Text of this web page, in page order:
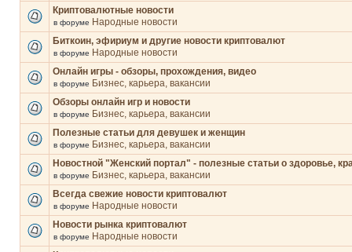
Криптовалютные новости
в форуме Народные новости
Биткоин, эфириум и другие новости криптовалют
в форуме Народные новости
Онлайн игры - обзоры, прохождения, видео
в форуме Бизнес, карьера, вакансии
Обзоры онлайн игр и новости
в форуме Бизнес, карьера, вакансии
Полезные статьи для девушек и женщин
в форуме Бизнес, карьера, вакансии
Новостной "Женский портал" - полезные статьи о здоровье,
в форуме Бизнес, карьера, вакансии
Всегда свежие новости криптовалют
в форуме Народные новости
Новости рынка криптовалют
в форуме Народные новости